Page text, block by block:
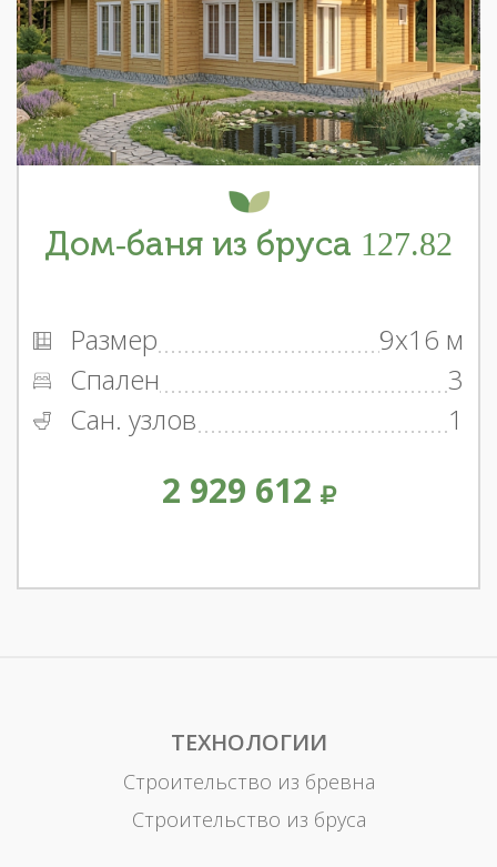
Дом-баня из бруса 127.82
Размер
9x16 м
Спален
3
Сан. узлов
1
2 929 612
ТЕХНОЛОГИИ
Строительство из бревна
Строительство из бруса